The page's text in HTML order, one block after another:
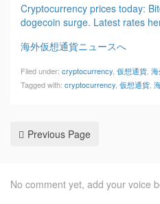
Cryptocurrency prices today:
dogecoin surge. Latest rates
海外仮想通貨ニュースへ
Filed under: cryptocurrency 仮想通貨
Tagged with: cryptocurrency 仮想通貨
Previous Page
No comment yet, add your voice